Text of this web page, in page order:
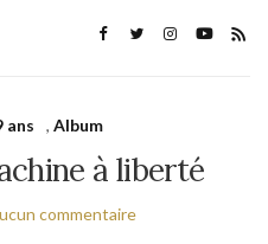
ans , Album
à liberté
commentaire